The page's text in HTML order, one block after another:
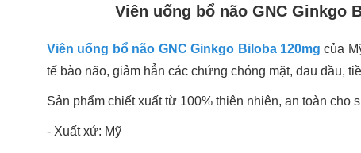
Viên uống bổ não GNC Ginkgo
Viên uống bổ não GNC Ginkgo Biloba 120mg của
tế bào não, giảm hẳn các chứng chóng mặt, đau đầu,
Sản phẩm chiết xuất từ 100% thiên nhiên, an toàn cho
- Xuất xứ: Mỹ